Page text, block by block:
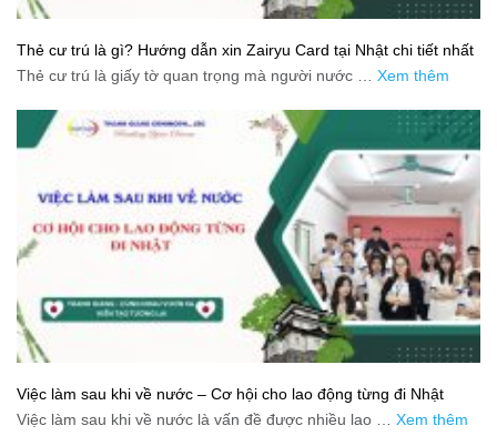
Thẻ cư trú là gì? Hướng dẫn xin Zairyu Card tại Nhật chi tiết nhất
Thẻ cư trú là giấy tờ quan trọng mà người nước … Xem thêm
Việc làm sau khi về nước – Cơ hội cho lao động từng đi Nhật
Việc làm sau khi về nước là vấn đề được nhiều lao … Xem thêm